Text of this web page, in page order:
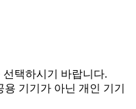
선택하시기 바랍니다.
기기가 아닌 개인 기기